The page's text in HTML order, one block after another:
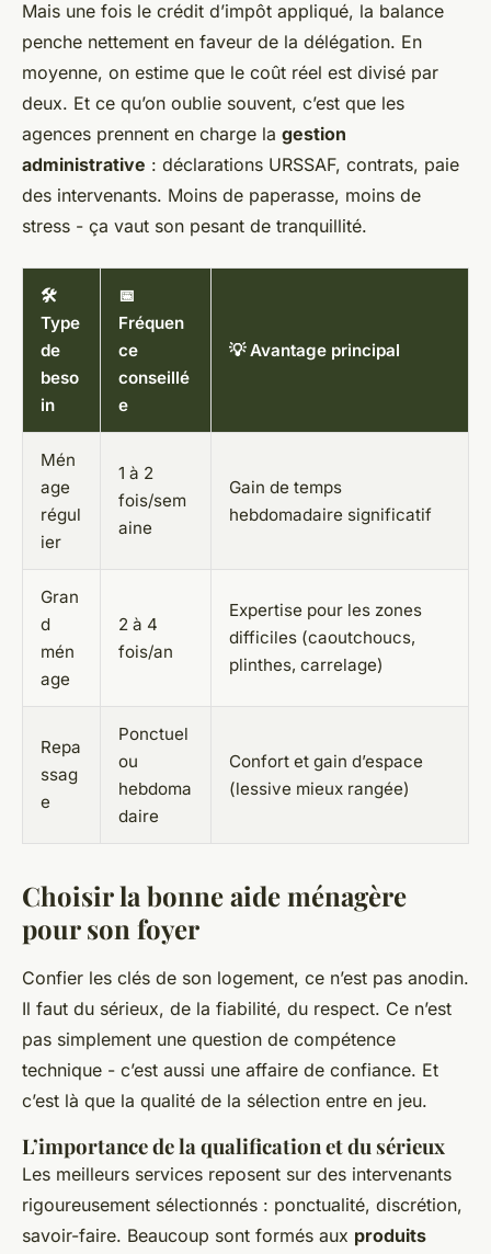
Mais une fois le crédit d’impôt appliqué, la balance
penche nettement en faveur de la délégation. En
moyenne, on estime que le coût réel est divisé par
deux. Et ce qu’on oublie souvent, c’est que les
agences prennent en charge la gestion
administrative : déclarations URSSAF, contrats, paie
des intervenants. Moins de paperasse, moins de
stress - ça vaut son pesant de tranquillité.
🛠️
Type
de
beso
in
📅
Fréquen
ce
conseillé
e
💡 Avantage principal
Mén
age
régul
ier
1 à 2
fois/sem
aine
Gain de temps
hebdomadaire significatif
Gran
d
mén
age
2 à 4
fois/an
Expertise pour les zones
difficiles (caoutchoucs,
plinthes, carrelage)
Repa
ssag
e
Ponctuel
ou
hebdoma
daire
Confort et gain d’espace
(lessive mieux rangée)
Choisir la bonne aide ménagère
pour son foyer
Confier les clés de son logement, ce n’est pas anodin.
Il faut du sérieux, de la fiabilité, du respect. Ce n’est
pas simplement une question de compétence
technique - c’est aussi une affaire de confiance. Et
c’est là que la qualité de la sélection entre en jeu.
L’importance de la qualification et du sérieux
Les meilleurs services reposent sur des intervenants
rigoureusement sélectionnés : ponctualité, discrétion,
savoir-faire. Beaucoup sont formés aux produits